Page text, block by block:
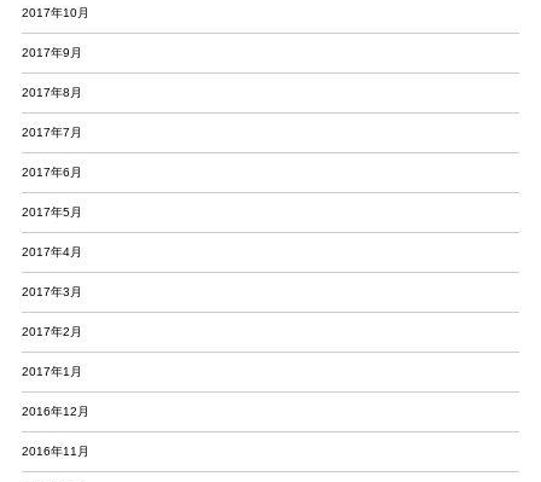
2017年10月
2017年9月
2017年8月
2017年7月
2017年6月
2017年5月
2017年4月
2017年3月
2017年2月
2017年1月
2016年12月
2016年11月